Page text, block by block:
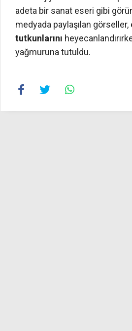
adeta bir sanat eseri gibi
medyada paylaşılan görseller,
tutkunlarını
yağmuruna tutuldu.